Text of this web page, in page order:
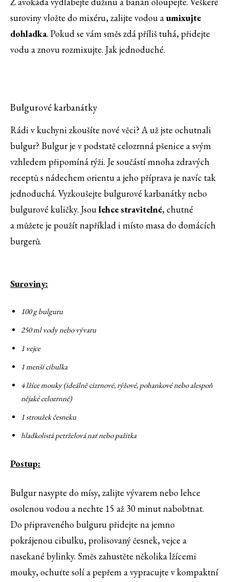
suroviny vložte do mixéru, zalijte vodou aumixujte
dohladka. Pokud se vám směs zdá příliš tuhá, přidejte
vodu a znovu rozmixujte. Jak jednoduché.
Bulgurové karbanátky
Rádi v kuchyni zkoušíte nové věci? A už jste ochutnali
bulgur? Bulgur je v podstatě celozrnná pšenice a svým
vzhledem připomíná rýži. Je součástí mnoha zdravých
receptů s nádechem orientu a jeho příprava je navíc tak
jednoduchá. Vyzkoušejte bulgurové karbanátky nebo
bulgurové kuličky. Jsoulehce stravitelné, chutné
a můžete je použít například i místo masa do domácích
burgerů.
Suroviny:
100 g bulguru
250 ml vody nebo vývaru
1 vejce
1 menší cibulka
4 lžíce mouky (ideálně cizrnové, rýžové, pohankové nebo alespoň
nějaké celozrnné)
1 stroužek česneku
hladkolistá petrželová nať nebo pažitka
Postup:
Bulgur nasypte do mísy, zalijte vývarem nebo lehce
osolenou vodou a nechte 15 až 30 minut nabobtnat.
Do připraveného bulguru přidejte na jemno
pokrájenou cibulku, prolisovaný česnek, vejce a
nasekané bylinky. Směs zahustěte několika lžícemi
mouky, ochuťte solí a pepřem a vypracujte v kompaktní